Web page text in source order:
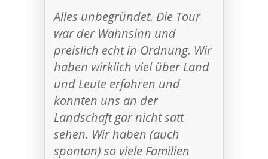
Alles unbegründet. Die Tour
war der Wahnsinn und
preislich echt in Ordnung. Wir
haben wirklich viel über Land
und Leute erfahren und
konnten uns an der
Landschaft gar nicht satt
sehen. Wir haben (auch
spontan) so viele Familien